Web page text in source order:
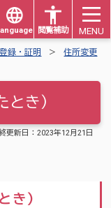
閲覧補助 MENU
録・証明
住所変更
き）
更新日： 2023年12月21日
き）